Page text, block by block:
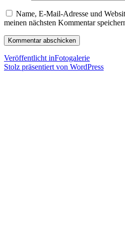
Name, E-Mail-Adresse und
meinen nächsten Kommentar
Beitragsnavigation
Veröffentlicht inFotogalerie
Stolz präsentiert von WordPress